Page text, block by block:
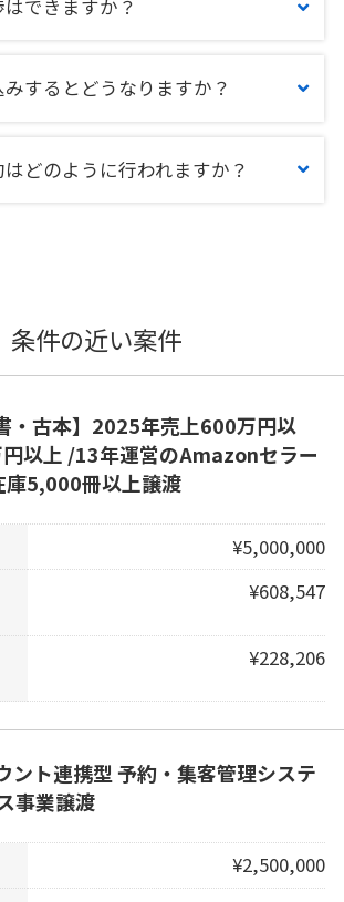
できますか？
するとどうなりますか？
どのように行われますか？
条件の近い案件
・古本】2025年売上600万円以
以上 /13年運営のAmazonセラー
庫5,000冊以上譲渡
¥5,000,000
¥608,547
¥228,206
ント連携型 予約・集客管理システ
事業譲渡
¥2,500,000